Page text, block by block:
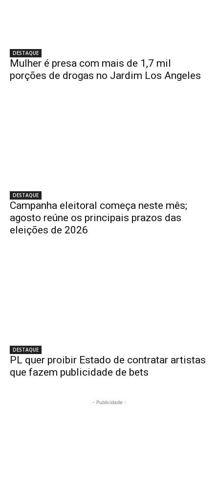
DESTAQUE
Mulher é presa com mais de 1,7 mil
porções de drogas no Jardim Los Angeles
DESTAQUE
Campanha eleitoral começa neste mês;
agosto reúne os principais prazos das
eleições de 2026
DESTAQUE
PL quer proibir Estado de contratar artistas
que fazem publicidade de bets
- Publicidade -